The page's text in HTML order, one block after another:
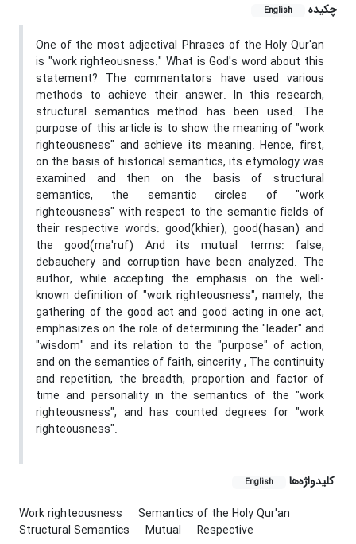
چکیده English
One of the most adjectival Phrases of the Holy Qur'an
is "work righteousness." What is God's word about this
statement? The commentators have used various
methods to achieve their answer. In this research,
structural semantics method has been used. The
purpose of this article is to show the meaning of "work
righteousness" and achieve its meaning. Hence, first,
on the basis of historical semantics, its etymology was
examined and then on the basis of structural
semantics, the semantic circles of "work
righteousness" with respect to the semantic fields of
their respective words: good(khier), good(hasan) and
the good(ma'ruf) And its mutual terms: false,
debauchery and corruption have been analyzed. The
author, while accepting the emphasis on the well-
known definition of "work righteousness", namely, the
gathering of the good act and good acting in one act,
emphasizes on the role of determining the "leader" and
"wisdom" and its relation to the "purpose" of action,
and on the semantics of faith, sincerity , The continuity
and repetition, the breadth, proportion and factor of
time and personality in the semantics of the "work
righteousness", and has counted degrees for "work
righteousness".
کلیدواژه‌ها English
Work righteousness
Semantics of the Holy Qur'an
Structural Semantics
Mutual Respective